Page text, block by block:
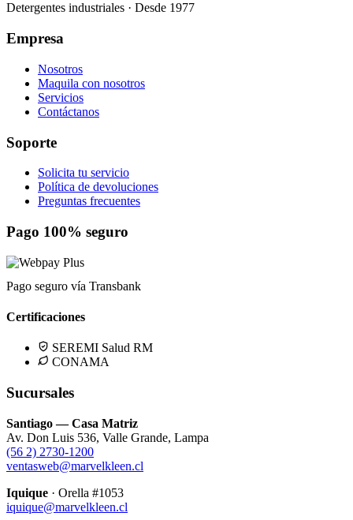
Detergentes industriales · Desde 1977
Empresa
Nosotros
Maquila con nosotros
Servicios
Contáctanos
Soporte
Solicita tu servicio
Política de devoluciones
Preguntas frecuentes
Pago 100% seguro
Pago seguro vía Transbank
Certificaciones
SEREMI Salud RM
CONAMA
Sucursales
Santiago — Casa Matriz
Av. Don Luis 536, Valle Grande, Lampa
(56 2) 2730-1200
ventasweb@marvelkleen.cl
Iquique · Orella #1053
iquique@marvelkleen.cl